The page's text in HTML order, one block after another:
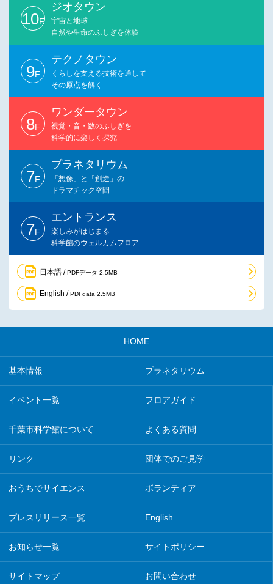
10F
ジオタウン
宇宙と地球
自然や生命のふしぎを体験
9F
テクノタウン
くらしを支える技術を通して
その原点を解く
8F
ワンダータウン
視覚・音・数のふしぎを
科学的に楽しく探究
7F
プラネタリウム
「想像」と「創造」の
ドラマチック空間
7F
エントランス
楽しみがはじまる
科学館のウェルカムフロア
日本語 /PDFデータ 2.5MB
English /PDFdata 2.5MB
HOME
基本情報 プラネタリウム
イベント一覧 フロアガイド
千葉市科学館について よくある質問
リンク 団体でのご見学
おうちでサイエンス ボランティア
プレスリリース一覧 English
お知らせ一覧 サイトポリシー
サイトマップ お問い合わせ